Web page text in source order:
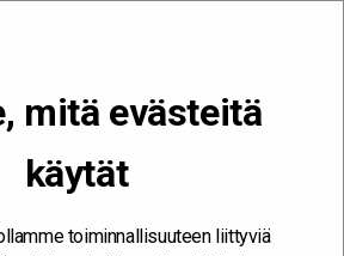
mitä evästeitä
käytät
toiminnallisuuteen liittyviä
työympäristö